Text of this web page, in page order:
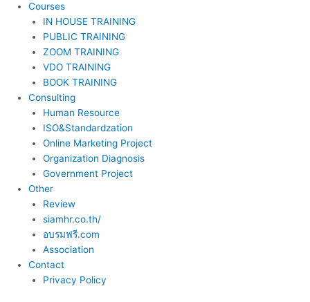
Courses
IN HOUSE TRAINING
PUBLIC TRAINING
ZOOM TRAINING
VDO TRAINING
BOOK TRAINING
Consulting
Human Resource
ISO&Standardzation
Online Marketing Project
Organization Diagnosis
Government Project
Other
Review
siamhr.co.th/
อบรมฟรี.com
Association
Contact
Privacy Policy